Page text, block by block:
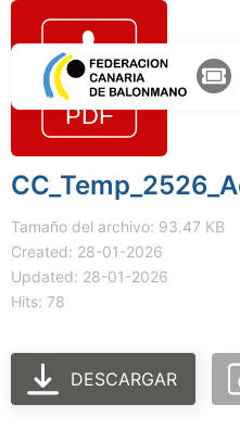
Tamaño del archivo: 93.47 KB
Created: 28-01-2026
Updated: 28-01-2026
Hits: 78
DESCARGAR